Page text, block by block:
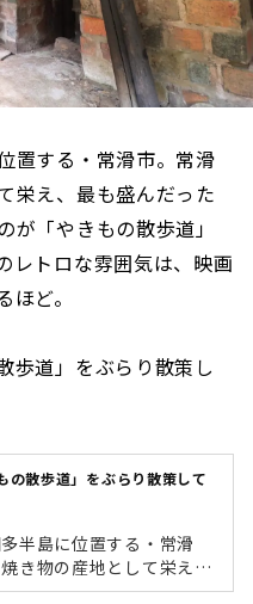
置する・常滑市。常滑
栄え、最も盛んだった
が「やきもの散歩道」
レトロな雰囲気は、映画
ど。
歩道」をぶらり散策し
の散歩道」をぶらり散策して
半島に位置する・常滑
き物の産地として栄え、
期の風情を随所に残すの